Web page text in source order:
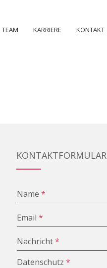
TEAM KARRIERE KONTAKT
KONTAKTFORMULAR
Name *
Email *
Nachricht*
Datenschutz *